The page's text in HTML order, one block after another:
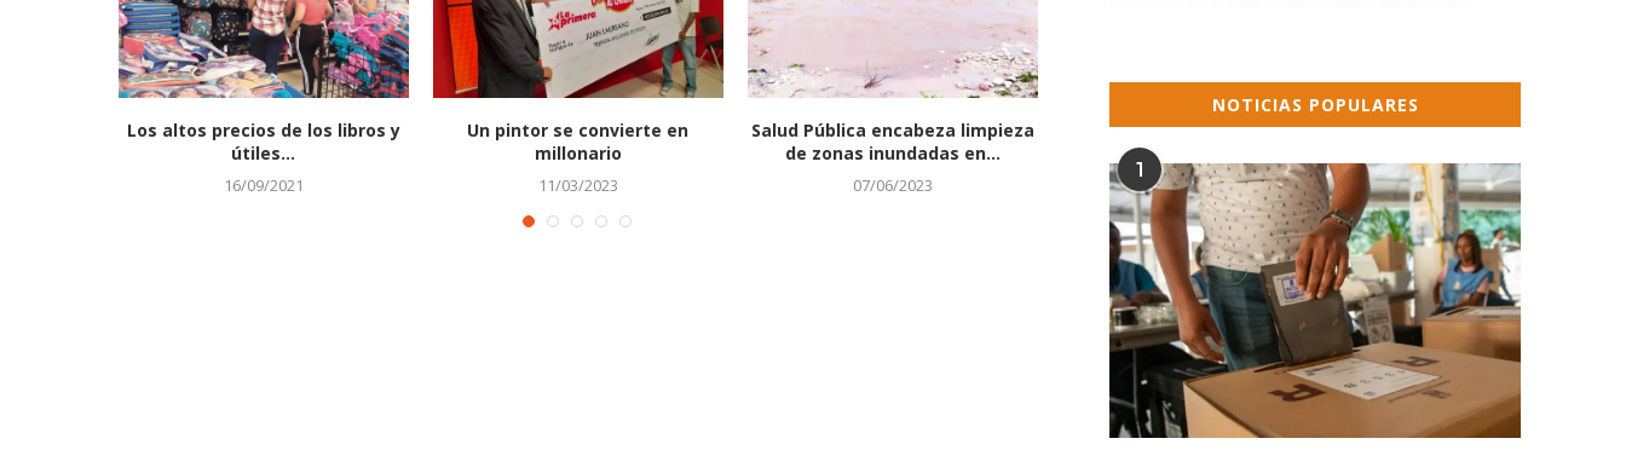
Diputados conocen el nuevo
Código Penal
06/01/2022
Sepa por qué Estados Unidos no
le estaría...
06/07/2023
Especialistas en diabetes:
Sustancias para “fitness”
provocan enfermedades
Día 14 del Caso Calamar:
Principales implicados
preparan...
01/04/2023
Policía ofrece informe
19/08/2022
NOTICIAS POPULARES
1